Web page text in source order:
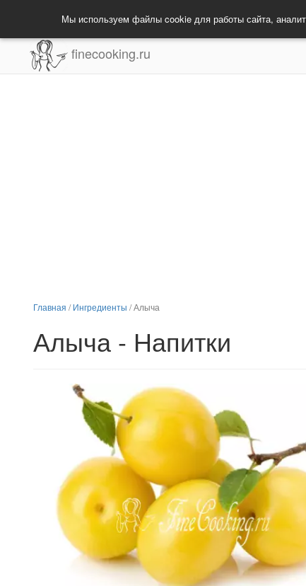
Мы используем файлы cookie для работы сайта,
finecooking.ru
Главная /Ингредиенты /Алыча
Алыча - Напитки